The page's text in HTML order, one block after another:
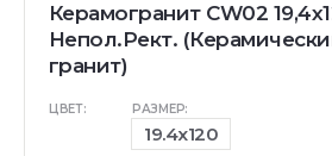
Керамогранит CW02
Непол.Рект.
гранит)
ЦВЕТ: РАЗМЕР:
19.4x120